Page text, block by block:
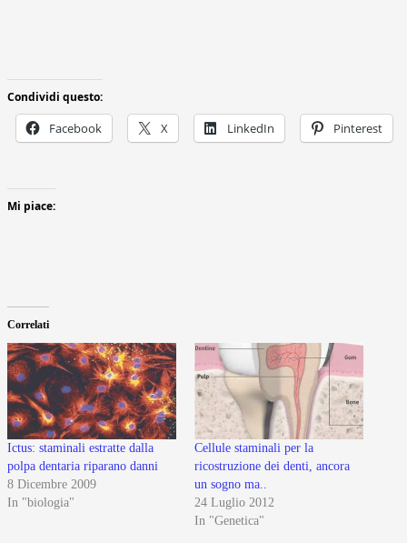
Condividi questo:
Facebook X LinkedIn Pinterest
Mi piace:
Correlati
Ictus: staminali estratte dalla
polpa dentaria riparano danni
8 Dicembre 2009
In "biologia"
Cellule staminali per la
ricostruzione dei denti, ancora
un sogno ma..
24 Luglio 2012
In "Genetica"